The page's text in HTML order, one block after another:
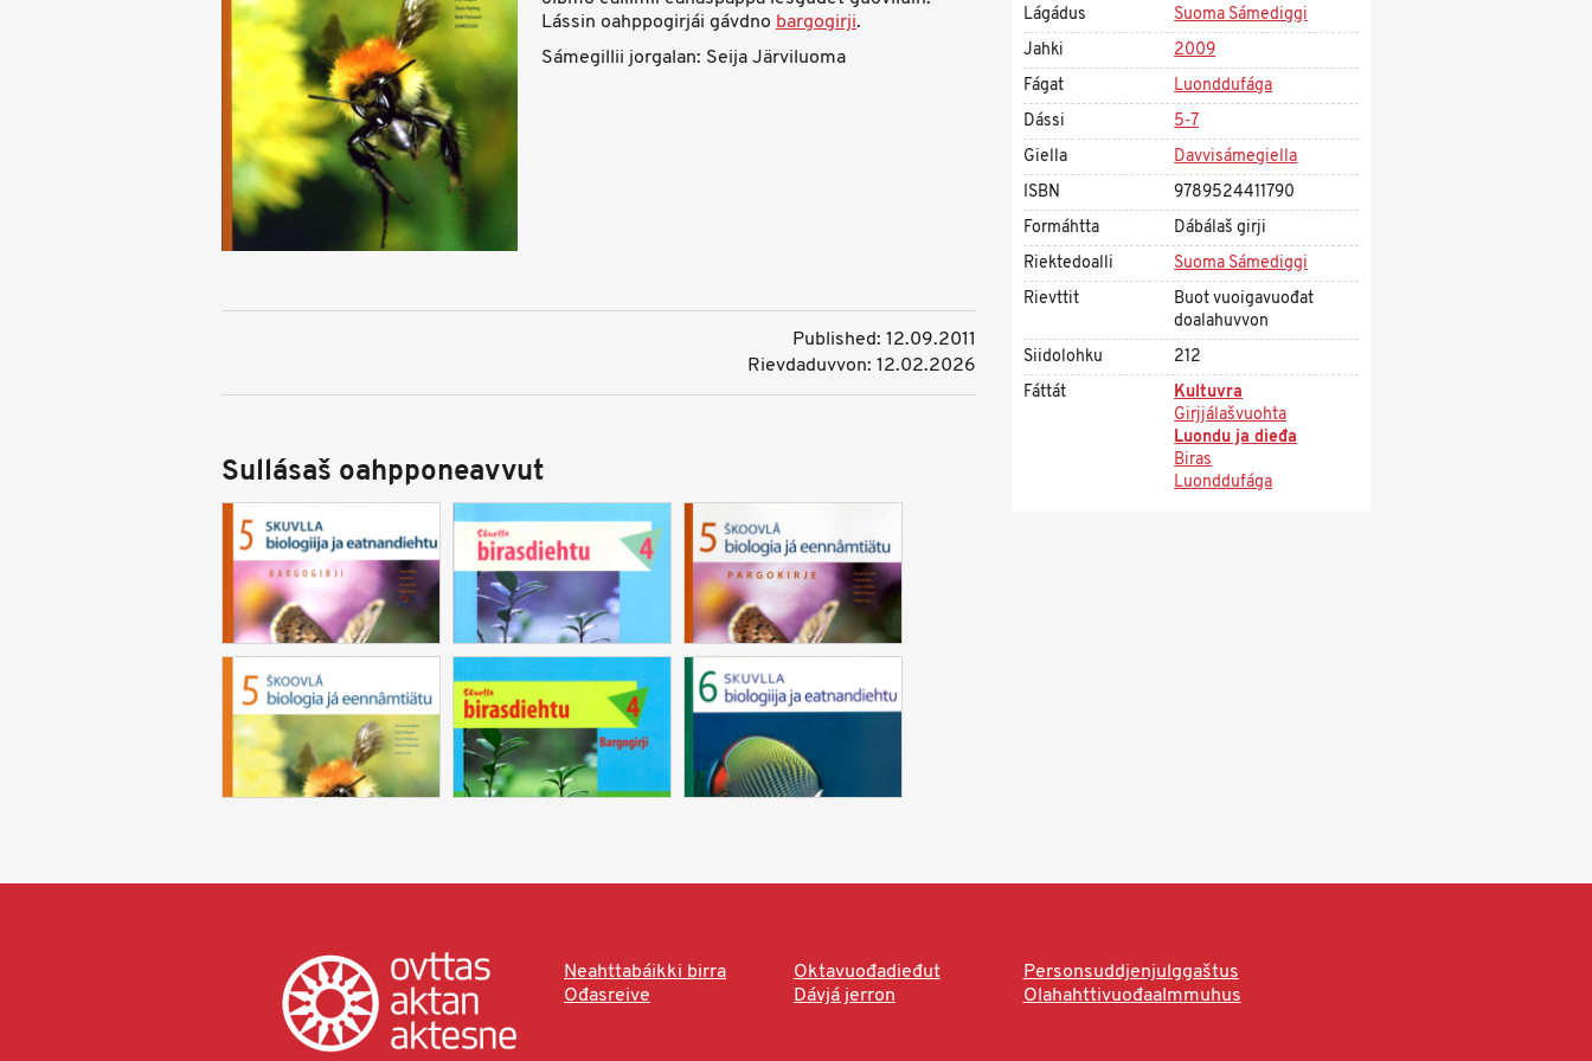
Lássin oahppogirjái gávdno bargogirji.
Sámegillii jorgalan: Seija Järviluoma
Published: 12.09.2011
Rievdaduvvon: 12.02.2026
Sullásaš oahpponeavvut
Lágádus
Suoma Sámediggi
Jahki
2009
Fágat
Luonddufága
Dássi
5-7
Giella
Davvisámegiella
ISBN
9789524411790
Formáhtta
Dábálaš girji
Riektedoalli
Suoma Sámediggi
Rievttit
Buot vuoigavuođat
doalahuvvon
Siidolohku
212
Fáttát
Kultuvra
Girjjálašvuohta
Luondu ja dieđa
Biras
Luonddufága
Neahttabáikki birra Oktavuođadieđut
Personsuddjenjulggaštus
Ođasreive
Dávjá jerron Olahahttivuođaalmmuhus